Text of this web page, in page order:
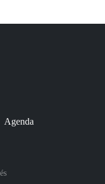
Agenda